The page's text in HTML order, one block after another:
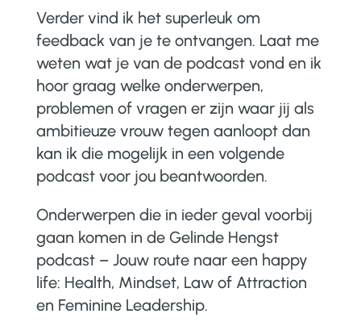
Verder vind ik het superleuk om
feedback van je te ontvangen. Laat me
weten wat je van de podcast vond en ik
hoor graag welke onderwerpen,
problemen of vragen er zijn waar jij als
ambitieuze vrouw tegen aanloopt dan
kan ik die mogelijk in een volgende
podcast voor jou beantwoorden.
Onderwerpen die in ieder geval voorbij
gaan komen in de Gelinde Hengst
podcast – Jouw route naar een happy
life: Health, Mindset, Law of Attraction
en Feminine Leadership.